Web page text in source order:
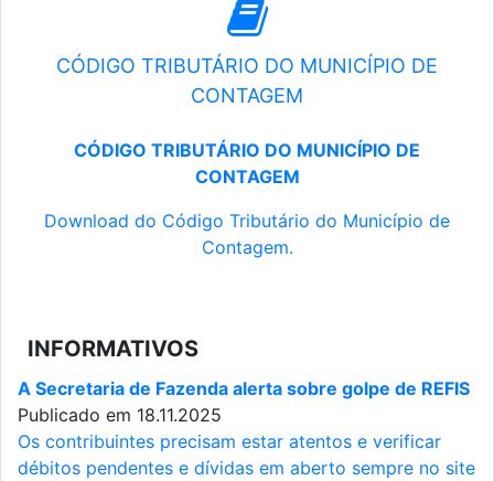
CÓDIGO TRIBUTÁRIO DO MUNICÍPIO DE
CONTAGEM
CÓDIGO TRIBUTÁRIO DO MUNICÍPIO DE
CONTAGEM
Download do Código Tributário do Município de
Contagem.
INFORMATIVOS
A Secretaria de Fazenda alerta sobre golpe de REFIS
Publicado em 18.11.2025
Os contribuintes precisam estar atentos e verificar
débitos pendentes e dívidas em aberto sempre no site